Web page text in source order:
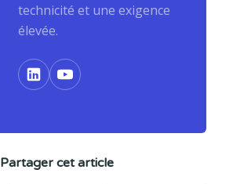
technicité et une exigence
élevée.
Partager cet article